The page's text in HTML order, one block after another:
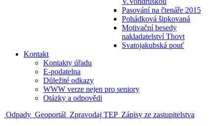
Pasování na čtenáře 2015
Pohádková šipkovaná
Motivační besedy
nakladatelství Thovt
Svatojakubská pouť
Kontakt
Kontakty úřadu
E-podatelna
Důležité odkazy
WWW verze nejen pro seniory
Otázky a odpovědi
Odpady Geoportál Zpravodaj TEP Zápisy ze zastupitelstva